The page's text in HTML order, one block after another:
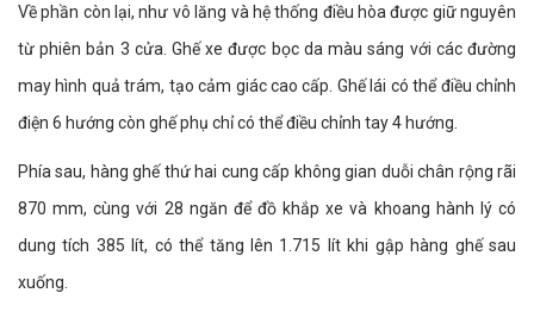
Về phần còn lại, như vô lăng và hệ thống điều hòa được giữ nguyên
từ phiên bản 3 cửa. Ghế xe được bọc da màu sáng với các đường
may hình quả trám, tạo cảm giác cao cấp. Ghế lái có thể điều chỉnh
điện 6 hướng còn ghế phụ chỉ có thể điều chỉnh tay 4 hướng.
Phía sau, hàng ghế thứ hai cung cấp không gian duỗi chân rộng rãi
870 mm, cùng với 28 ngăn để đồ khắp xe và khoang hành lý có
dung tích 385 lít, có thể tăng lên 1.715 lít khi gập hàng ghế sau
xuống.